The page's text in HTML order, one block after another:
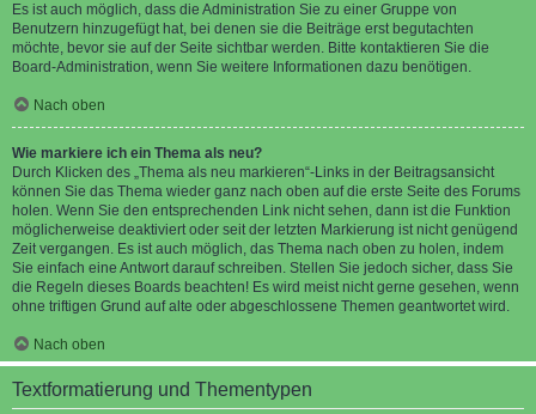
Es ist auch möglich, dass die Administration Sie zu einer Gruppe von
Benutzern hinzugefügt hat, bei denen sie die Beiträge erst begutachten
möchte, bevor sie auf der Seite sichtbar werden. Bitte kontaktieren Sie die
Board-Administration, wenn Sie weitere Informationen dazu benötigen.
Nach oben
Wie markiere ich ein Thema als neu?
Durch Klicken des „Thema als neu markieren“-Links in der Beitragsansicht
können Sie das Thema wieder ganz nach oben auf die erste Seite des Forums
holen. Wenn Sie den entsprechenden Link nicht sehen, dann ist die Funktion
möglicherweise deaktiviert oder seit der letzten Markierung ist nicht genügend
Zeit vergangen. Es ist auch möglich, das Thema nach oben zu holen, indem
Sie einfach eine Antwort darauf schreiben. Stellen Sie jedoch sicher, dass Sie
die Regeln dieses Boards beachten! Es wird meist nicht gerne gesehen, wenn
ohne triftigen Grund auf alte oder abgeschlossene Themen geantwortet wird.
Nach oben
Textformatierung und Thementypen